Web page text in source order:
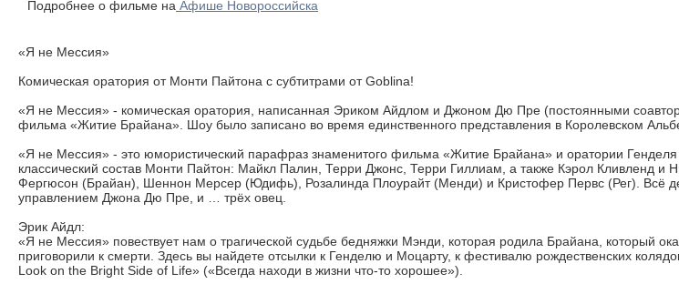
Подробнее о фильме на Афише Новороссийска
«Я не Мессия»
Комическая оратория от Монти Пайтона с субтитрами от Goblina!
«Я не Мессия» - комическая оратория, написанная Эриком Айдлом и Джоном Дю Пре (постоянными
фильма «Житие Брайана». Шоу было записано во время единственного представления в Королевском
«Я не Мессия» - это юмористический парафраз знаменитого фильма «Житие Брайана» и оратории
классический состав Монти Пайтон: Майкл Палин, Терри Джонс, Терри Гиллиам, а также Кэрол Кливленд и
Фергюсон (Брайан), Шеннон Мерсер (Юдифь), Розалинда Плоурайт (Менди) и Кристофер Первс (Рег). Всё
управлением Джона Дю Пре, и … трёх овец.
Эрик Айдл:
«Я не Мессия» повествует нам о трагической судьбе бедняжки Мэнди, которая родила Брайана, который
приговорили к смерти. Здесь вы найдете отсылки к Генделю и Моцарту, к фестивалю рождественских
Look on the Bright Side of Life» («Всегда находи в жизни что-то хорошее»).